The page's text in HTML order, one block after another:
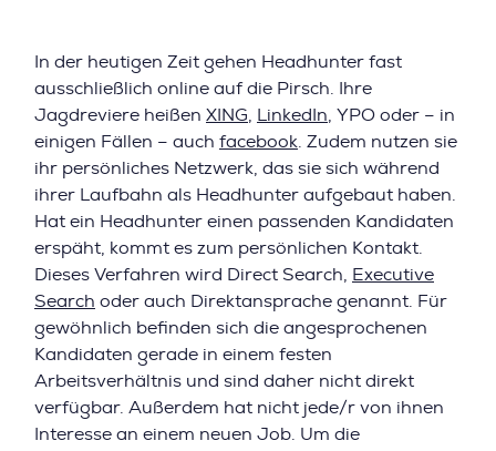
In der heutigen Zeit gehen Headhunter fast
ausschließlich online auf die Pirsch. Ihre
Jagdreviere heißen XING, LinkedIn, YPO oder – in
einigen Fällen – auch facebook. Zudem nutzen sie
ihr persönliches Netzwerk, das sie sich während
ihrer Laufbahn als Headhunter aufgebaut haben.
Hat ein Headhunter einen passenden Kandidaten
erspäht, kommt es zum persönlichen Kontakt.
Dieses Verfahren wird Direct Search, Executive
Search oder auch Direktansprache genannt. Für
gewöhnlich befinden sich die angesprochenen
Kandidaten gerade in einem festen
Arbeitsverhältnis und sind daher nicht direkt
verfügbar. Außerdem hat nicht jede/r von ihnen
Interesse an einem neuen Job. Um die